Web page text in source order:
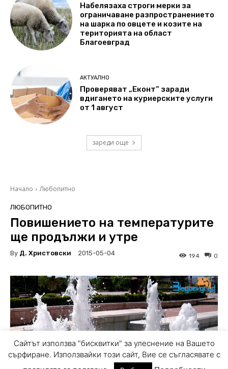
Набелязаха строги мерки за
ограничаване разпространението
на шарка по овцете и козите на
територията на област
Благоевград
АКТУАЛНО
Проверяват „Еконт“ заради
вдигането на куриерските услуги
от 1 август
зареди още
Сайтът използва "бисквитки" за улеснение на Вашето
сърфиране. Използвайки този сайт, Вие се съгласявате с